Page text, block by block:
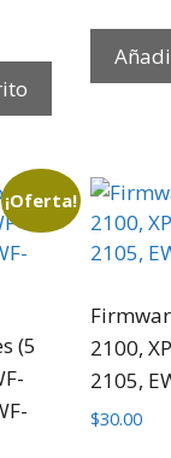
¡Oferta!
(5
2100,
2105,
$30.00